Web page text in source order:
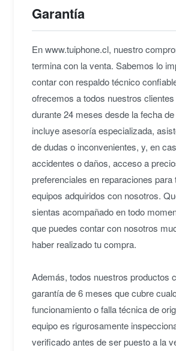
Garantía
En www.tuiphone.cl, nuestro
termina con la venta. Sabemos lo
contar con respaldo técnico
ofrecemos a todos nuestros
durante 24 meses desde la fecha
incluye asesoría especializada,
de dudas o inconvenientes, y, en
accidentes o daños, acceso a
preferenciales en reparaciones para
equipos adquiridos con nosotros.
sientas acompañado en todo
que puedes contar con nosotros
haber realizado tu compra.
Además, todos nuestros productos
garantía de 6 meses que cubre
funcionamiento o falla técnica de
equipo es rigurosamente
verificado antes de ser puesto a la